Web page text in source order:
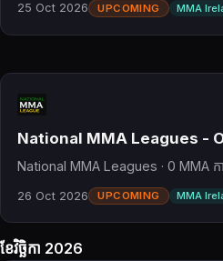
25 Oct 2026 UPCOMING MMA
National MMA Leagues -
National MMA Leagues · 0 MMA ក
26 Oct 2026 UPCOMING MMA
ខែវិច្ឆិកា 2026